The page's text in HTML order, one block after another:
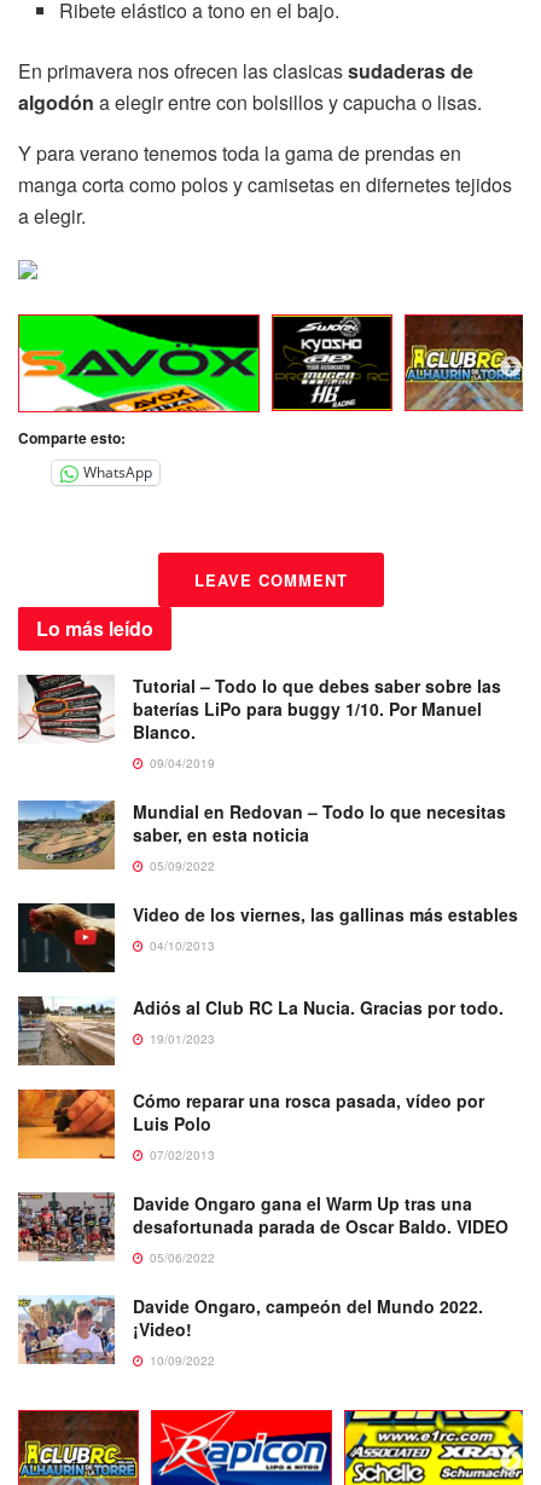
Ribete elástico a tono en el bajo.
En primavera nos ofrecen las clasicassudaderas de
algodón a elegir entre con bolsillos y capucha o lisas.
Y para verano tenemos toda la gama de prendas en
manga corta como polos y camisetas en difernetes tejidos
a elegir.
Comparte esto:
WhatsApp
LEAVE COMMENT
Lo más leído
Tutorial – Todo lo que debes saber sobre las
baterías LiPo para buggy 1/10. Por Manuel
Blanco.
09/04/2019
Mundial en Redovan – Todo lo que necesitas
saber, en esta noticia
05/09/2022
Video de los viernes, las gallinas más estables
04/10/2013
Adiós al Club RC La Nucia. Gracias por todo.
19/01/2023
Cómo reparar una rosca pasada, vídeo por
Luis Polo
07/02/2013
Davide Ongaro gana el Warm Up tras una
desafortunada parada de Oscar Baldo. VIDEO
05/06/2022
Davide Ongaro, campeón del Mundo 2022.
¡Video!
10/09/2022